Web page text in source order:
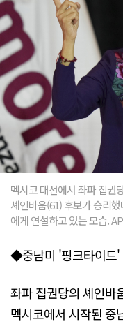
멕시코 대선에서 좌파 집권
셰인바움(61) 후보가 승리
에게 연설하고 있는 모습.
◆중남미 '핑크타이드'
좌파 집권당의 셰인바
멕시코에서 시작된 중